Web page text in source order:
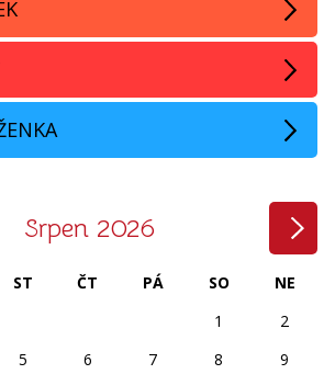
Srpen 2026
ST ČT PÁ SO
NE
1
2
5 6 7 8
9